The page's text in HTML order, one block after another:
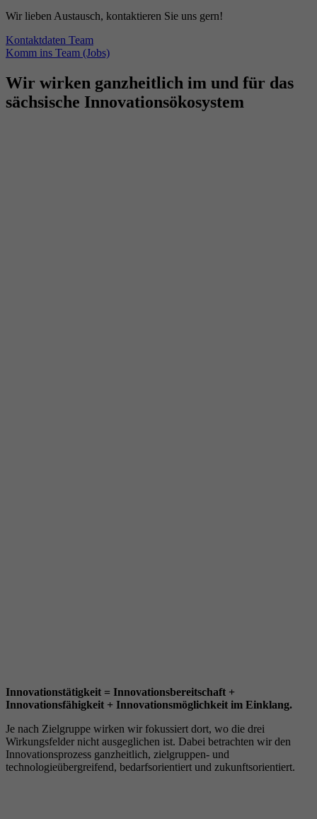
Wir lieben Austausch, kontaktieren Sie uns gern!
Kontaktdaten Team
Komm ins Team (Jobs)
Wir wirken ganzheitlich im und für das
sächsische Innovationsökosystem
Innovationstätigkeit = Innovationsbereitschaft +
Innovationsfähigkeit + Innovationsmöglichkeit im Einklang.
Je nach Zielgruppe wirken wir fokussiert dort, wo die drei
Wirkungsfelder nicht ausgeglichen ist. Dabei betrachten wir den
Innovationsprozess ganzheitlich, zielgruppen- und
technologieübergreifend, bedarfsorientiert und zukunftsorientiert.